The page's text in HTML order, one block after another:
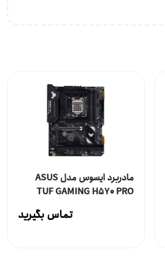
مادربرد ایسوس مدل ASUS
TUF GAMING H570 PRO
تماس بگیرید